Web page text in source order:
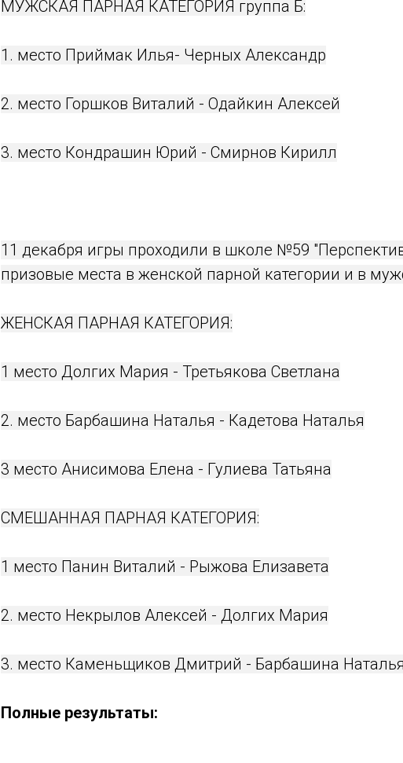
МУЖСКАЯ ПАРНАЯ КАТЕГОРИЯ группа Б:
1. место Приймак Илья- Черных Александр
2. место Горшков Виталий - Одайкин Алексей
3. место Кондрашин Юрий - Смирнов Кирилл
11 декабря игры проходили в школе №59
призовые места в женской парной категории и в
ЖЕНСКАЯ ПАРНАЯ КАТЕГОРИЯ:
1 место Долгих Мария - Третьякова Светлана
2. место Барбашина Наталья - Кадетова Наталья
3 место Анисимова Елена - Гулиева Татьяна
СМЕШАННАЯ ПАРНАЯ КАТЕГОРИЯ:
1 место Панин Виталий - Рыжова Елизавета
2. место Некрылов Алексей - Долгих Мария
3. место Каменьщиков Дмитрий - Барбашина Наталья
Полные результаты: